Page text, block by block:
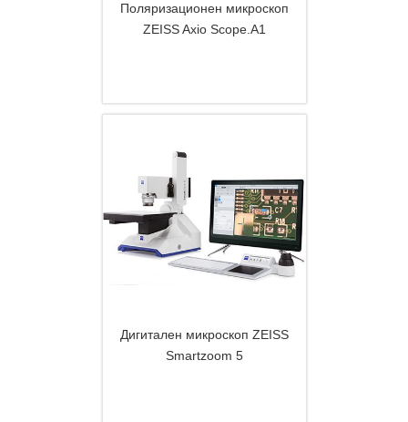
Поляризационен микроскоп
ZEISS Axio Scope.A1
Дигитален микроскоп ZEISS
Smartzoom 5